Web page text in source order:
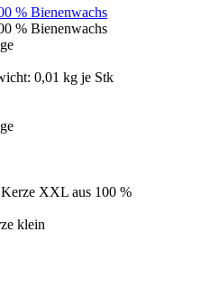
% Bienenwachs
% Bienenwachs
0,01 kg je Stk